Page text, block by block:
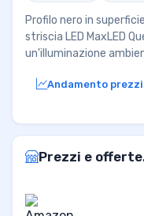
Profilo nero in
striscia LED MaxLED
un'illuminazione
Andamento prezzi
Prezzi e